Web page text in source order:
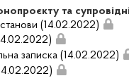
та
(14.02.2022)
записка (14.02.2022)